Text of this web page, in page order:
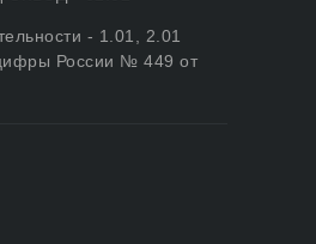
- 1.01, 2.01
России № 449 от